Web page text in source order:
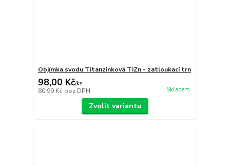
Objímka svodu Titanzinková TiZn - zatloukací trn
98,00 Kč/ks
80,99 Kč bez DPH Skladem
Zvolit variantu